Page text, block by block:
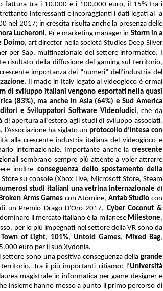
fattura tra i 10.000 e i 100.000 euro, il 15% tra i
interessanti e incoraggianti i dati legati al a
nel 2017; in crescita risulta anchela presenzadelle
Lucheroni, Pr e marketing manager in Storm in a
Doimo, art director nella società Studios Deep Silver
per Sap, multinazionale del settore informatico. I
risultato della diffusione del gaming sul territorio,
importanza dei “numeri” dell’industria del
. Il made in Italy legato al videogioco è ormai
di sviluppo italiani vengono esportati nella quasi
(83%), ma anche in Asia (64%) e Sud America
e Sviluppatori Software Videoludici, che da
apertura all’estero agli studi di sviluppo associati.
ha siglato un protocollo d’intesa con
alla crescente industria italiana del videogioco e
internazionale. Importante anche la crescente
sembrano sempre più attente a voler attrarre
inoltre conseguenza dello spostamento della
su console (Xbox Live, Microsoft Store, Steam
studi italiani una vetrina internazionale di
Arms Games con Atomine, Antab Studio con
un Premio Drago D’Oro 2017, Cyber Coconut &
dominare il mercato italiano è la milanese Milestone,
per lo più impegnati nel settore della VR sono da
Town of Light, 101%,Untold Games, Mixed Bag,
euro per il suo Xydonia.
sono una positiva conseguenza della grande
Tra i più importanti citiamo: l’Università
magistrale in informatica per game designer e
insieme hanno messo a punto il primo percorso di